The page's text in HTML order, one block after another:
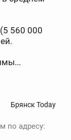
560 000
Брянск Today
по адресу: